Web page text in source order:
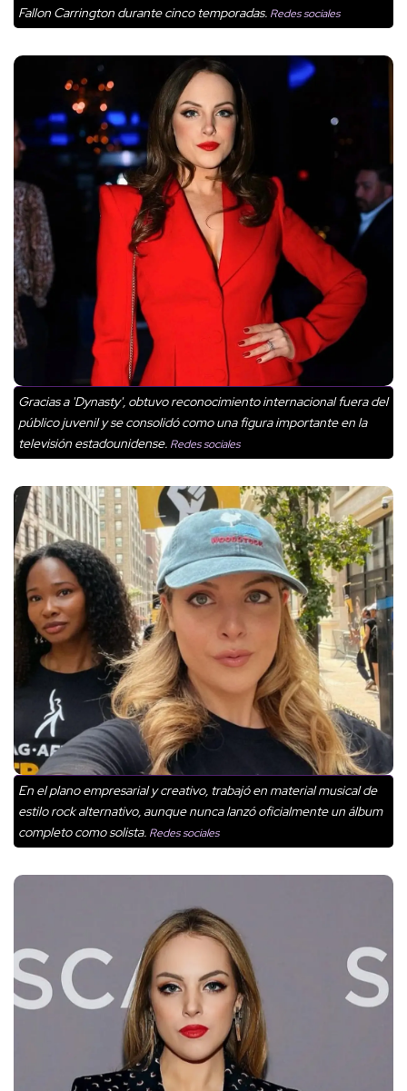
Fallon Carrington durante cinco temporadas. Redes sociales
Gracias a 'Dynasty', obtuvo reconocimiento internacional fuera del
público juvenil y se consolidó como una figura importante en la
televisión estadounidense. Redes sociales
En el plano empresarial y creativo, trabajó en material musical de
estilo rock alternativo, aunque nunca lanzó oficialmente un álbum
completo como solista. Redes sociales